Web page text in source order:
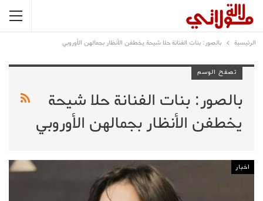
الرئيسية بالصور: بنات الفنانة حلا شيحة يخطفن الأنظار بجمالهن الأوروبي
تصفح الوسم
بالصور: بنات الفنانة حلا شيحة
يخطفن الأنظار بجمالهن الأوروبي
اخبار